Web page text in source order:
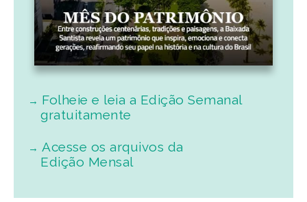
Folheie e leia a Edição Semanal
gratuitamente
Acesse os arquivos da
Edição Mensal